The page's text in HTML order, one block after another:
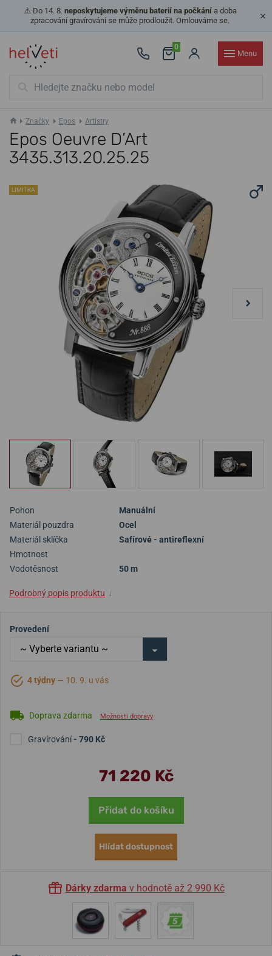
⚠️ Do 14. 8. neposkytujeme výměnu baterií na počkánía doba
zpracování gravírování se může prodloužit. Omlouváme se.
0
Menu
Značky Epos Artistry
Epos Oeuvre D’Art
3435.313.20.25.25
LIMITKA
Pohon
Manuální
Materiál pouzdra
Ocel
Materiál sklíčka
Safírové - antireflexní
Hmotnost
Vodotěsnost
50 m
Podrobný popis produktu ↓
Provedení
4 týdny — 10. 9. u vás
Doprava zdarma Možnosti dopravy
Gravírování- 790 Kč
71 220 Kč
Přidat do košíku
Hlídat dostupnost
Dárky zdarma v hodnotě až 2 990 Kč